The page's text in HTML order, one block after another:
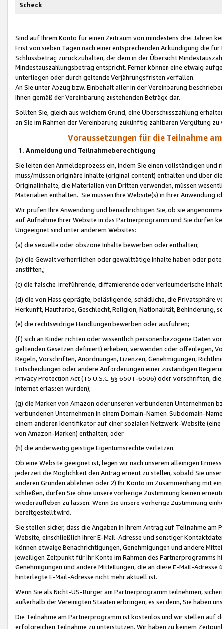
Scheck
Sind auf Ihrem Konto für einen Zeitraum von mindestens drei Jahren
Frist von sieben Tagen nach einer entsprechenden Ankündigung die
Schlussbetrag zurückzuhalten, der dem in der Übersicht
Mindestauszahlungsbetrag entspricht. Ferner können eine etwaig
unterliegen oder durch geltende Verjährungsfristen verfallen.
An Sie unter Abzug bzw. Einbehalt aller in der Vereinbarung
Ihnen gemäß der Vereinbarung zustehenden Beträge dar.
Sollten Sie, gleich aus welchem Grund, eine Überschusszahlung
an Sie im Rahmen der Vereinbarung zukünftig zahlbaren Vergütung zu
Voraussetzungen für die Teilnahme
1. Anmeldung und Teilnahmeberechtigung
Sie leiten den Anmeldeprozess ein, indem Sie einen vollständigen
muss/müssen originäre Inhalte (original content) enthalten und über
Originalinhalte, die Materialien von Dritten verwenden, müssen
Materialien enthalten. Sie müssen Ihre Website(s) in Ihrer Anwendung
Wir prüfen Ihre Anwendung und benachrichtigen Sie, ob sie
auf Aufnahme Ihrer Website in das Partnerprogramm und Sie dürfen
Ungeeignet sind unter anderem Websites:
(a) die sexuelle oder obszöne Inhalte bewerben oder enthalten;
(b) die Gewalt verherrlichen oder gewalttätige Inhalte haben oder
anstiften,;
(c) die falsche, irreführende, diffamierende oder verleumderische
(d) die von Hass geprägte, belästigende, schädliche, die Privatsphäre
Herkunft, Hautfarbe, Geschlecht, Religion, Nationalität, Behinderung,
(e) die rechtswidrige Handlungen bewerben oder ausführen;
(f) sich an Kinder richten oder wissentlich personenbezogene Daten
geltenden Gesetzen definiert) erheben, verwenden oder offenlegen,
Regeln, Vorschriften, Anordnungen, Lizenzen, Genehmigungen,
Entscheidungen oder andere Anforderungen einer zuständigen
Privacy Protection Act (15 U.S.C. §§ 6501-6506) oder Vorschriften,
Internet erlassen wurden);
(g) die Marken von Amazon oder unseren verbundenen Unternehmen
verbundenen Unternehmen in einem Domain-Namen, Subdomain-
einem anderen Identifikator auf einer sozialen Netzwerk-Website
von Amazon-Marken) enthalten; oder
(h) die anderweitig geistige Eigentumsrechte verletzen.
Ob eine Website geeignet ist, legen wir nach unserem alleinigen
jederzeit die Möglichkeit den Antrag erneut zu stellen, sobald Sie
anderen Gründen ablehnen oder 2) Ihr Konto im Zusammenhang mit
schließen, dürfen Sie ohne unsere vorherige Zustimmung keinen
wiederaufleben zu lassen. Wenn Sie unsere vorherige Zustimmung
bereitgestellt wird.
Sie stellen sicher, dass die Angaben in Ihrem Antrag auf Teilnahme
Website, einschließlich Ihrer E-Mail-Adresse und sonstiger
können etwaige Benachrichtigungen, Genehmigungen und andere
jeweiligen Zeitpunkt für Ihr Konto im Rahmen des Partnerprogramms
Genehmigungen und andere Mitteilungen, die an diese E-Mail-
hinterlegte E-Mail-Adresse nicht mehr aktuell ist.
Wenn Sie als Nicht-US-Bürger am Partnerprogramm teilnehmen,
außerhalb der Vereinigten Staaten erbringen, es sei denn, Sie haben
Die Teilnahme am Partnerprogramm ist kostenlos und wir stellen auf
erfolgreichen Teilnahme zu unterstützen. Wir haben zu keinem